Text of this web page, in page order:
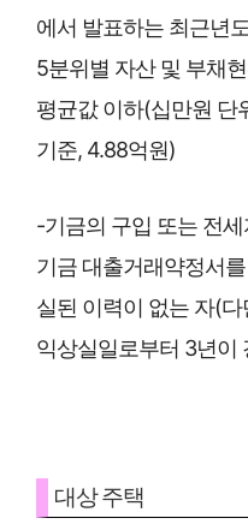
에서 발표하는 최근년
5분위별 자산 및 부채
평균값 이하(십만원
기준, 4.88억원)
-기금의 구입 또는 전
기금 대출거래약정서
실된 이력이 없는 자(
익상실일로부터 3년이
대상 주택